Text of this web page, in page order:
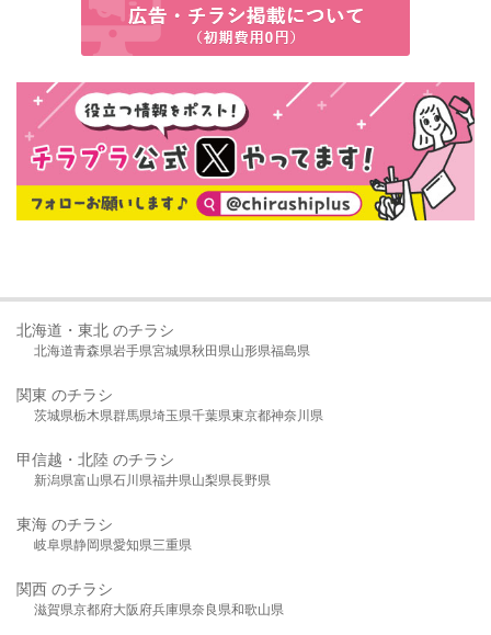
北海道・東北 のチラシ
北海道青森県岩手県宮城県秋田県山形県福島県
関東 のチラシ
茨城県栃木県群馬県埼玉県千葉県東京都神奈川県
甲信越・北陸 のチラシ
新潟県富山県石川県福井県山梨県長野県
東海 のチラシ
岐阜県静岡県愛知県三重県
関西 のチラシ
滋賀県京都府大阪府兵庫県奈良県和歌山県